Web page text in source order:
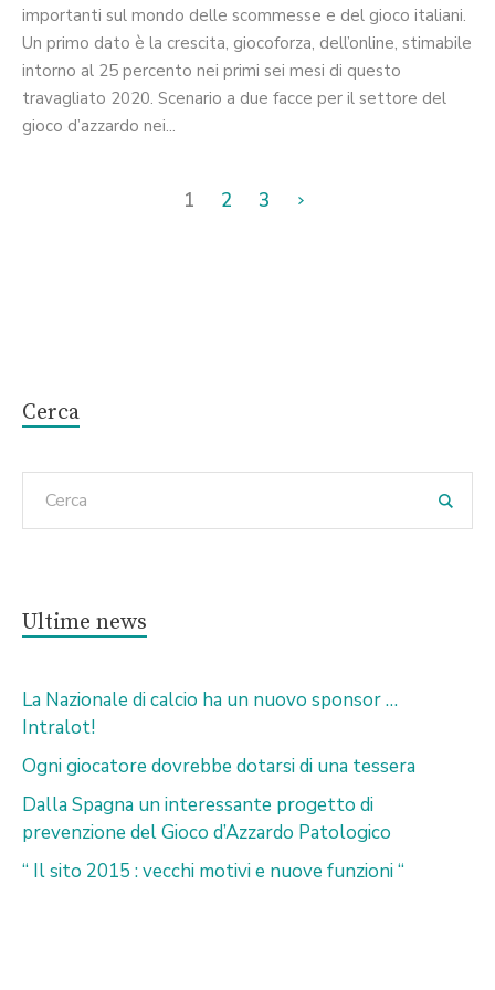
importanti sul mondo delle scommesse e del gioco italiani.
Un primo dato è la crescita, giocoforza, dell’online, stimabile
intorno al 25 percento nei primi sei mesi di questo
travagliato 2020. Scenario a due facce per il settore del
gioco d’azzardo nei...
1 2 3
Cerca
Ultime news
La Nazionale di calcio ha un nuovo sponsor …
Intralot!
Ogni giocatore dovrebbe dotarsi di una tessera
Dalla Spagna un interessante progetto di
prevenzione del Gioco d’Azzardo Patologico
“ Il sito 2015 : vecchi motivi e nuove funzioni “